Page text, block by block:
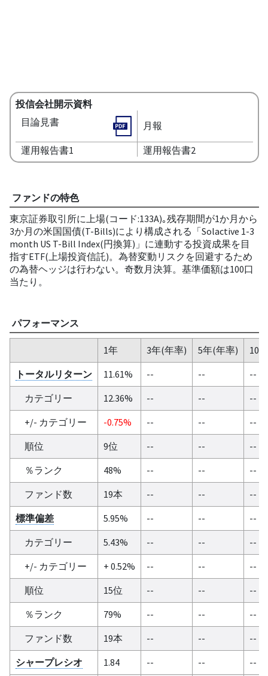
投信会社開示資料
目論見書
月報
運用報告書1 運用報告書2
ファンドの特色
東京証券取引所に上場(コード:133A)｡残存期間が1か月から
3か月の米国国債(T-Bills)により構成される「Solactive 1-3
month US T-Bill Index(円換算)」に連動する投資成果を目
指すETF(上場投資信託)。為替変動リスクを回避するため
の為替ヘッジは行わない。奇数月決算。基準価額は100口
当たり。
パフォーマンス
1年 3年(年率) 5年(年率)
10
トータルリターン
11.61% -- --
--
カテゴリー
12.36% -- --
--
+/- カテゴリー
-0.75% -- --
--
順位
9位 -- --
--
％ランク
48% -- --
--
ファンド数
19本 -- --
--
標準偏差
5.95% -- --
--
カテゴリー
5.43% -- --
--
+/- カテゴリー
+ 0.52% -- --
--
順位
15位 -- --
--
％ランク
79% -- --
--
ファンド数
19本 -- --
--
シャープレシオ
1.84 -- -- --